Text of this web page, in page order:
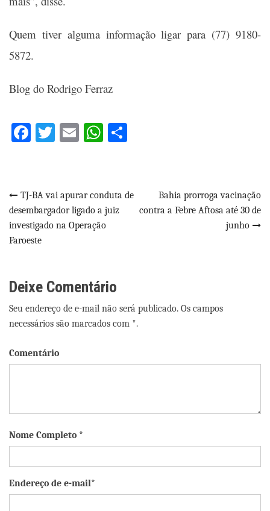
Quem tiver alguma informação ligar para (77) 9180-
5872.
Blog do Rodrigo Ferraz
Facebook
Twitter
EmailWhatsApp
Navegação
de
Post
TJ-BA vai apurar conduta de
desembargador ligado a juiz
investigado na Operação
Faroeste
Bahia prorroga vacinação
contra a Febre Aftosa até 30 de
junho
Deixe Comentário
Seu endereço de e-mail não será publicado. Os campos
necessários são marcados com *.
Comentário
Nome Completo *
Endereço de e-mail*